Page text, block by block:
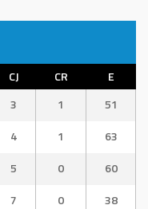
CJ CR
E
3 1
51
4 1
63
5 0
60
7 0
38